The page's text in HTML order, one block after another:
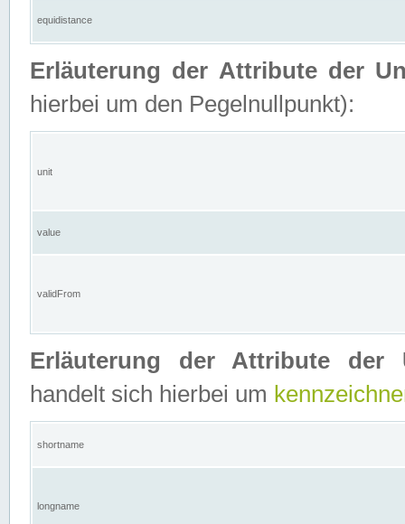
equidistance
Erläuterung der Attribute der
hierbei um den Pegelnullpunkt):
unit
value
validFrom
Erläuterung der Attribute der
handelt sich hierbei um
shortname
longname